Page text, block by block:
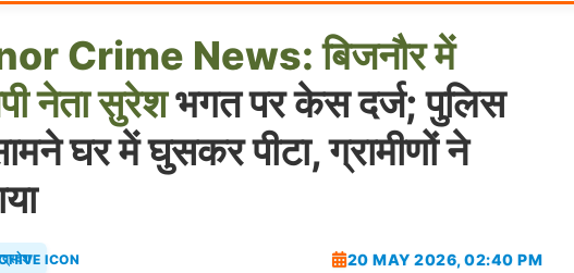
Crime News: बिजनौरमें
नेतासुरेशभगत पर केस दर्ज; पुलिस
घर में घुसकर पीटा, ग्रामीणों ने
20 MAY 2026, 02:40 PM